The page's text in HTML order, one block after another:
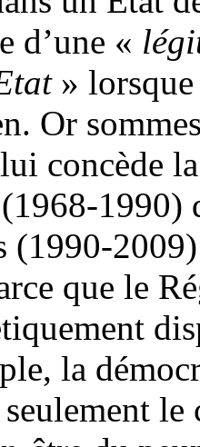
d’une «
»
Or
concède
1990)
(1990-
que le
la